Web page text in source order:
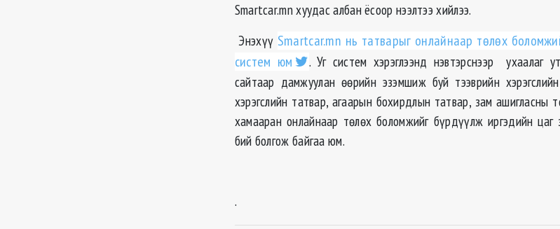
Smartcar.mn хуудас албан ёсоор нээлтээ хийлээ.
Энэхүү Smartcar.mn нь татварыг онлайнаар төлөх
систем юм
. Уг систем хэрэглээнд нэвтэрснээр ухаалаг
сайтаар дамжуулан өөрийн эзэмшиж буй тээврийн
хэрэгслийн татвар, агаарын бохирдлын татвар, зам ашигласны
хамааран онлайнаар төлөх боломжийг бүрдүүлж иргэдийн цаг
бий болгож байгаа юм.
.